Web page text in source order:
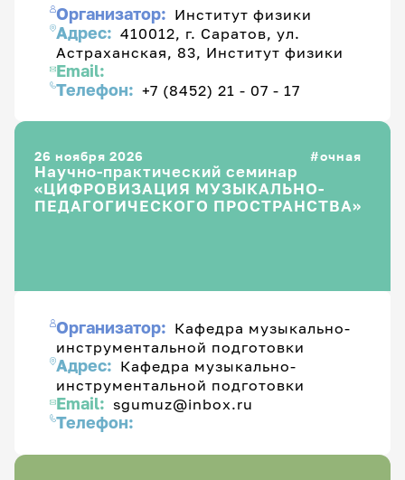
Организатор: Институт физики
Адрес: 410012, г. Саратов, ул.
Астраханская, 83, Институт физики
Email:
Телефон: +7 (8452) 21 - 07 - 17
26 ноября 2026 очная
Научно-практический семинар
«ЦИФРОВИЗАЦИЯ МУЗЫКАЛЬНО-
ПЕДАГОГИЧЕСКОГО ПРОСТРАНСТВА»
Организатор: Кафедра музыкально-
инструментальной подготовки
Адрес: Кафедра музыкально-
инструментальной подготовки
Email: sgumuz@inbox.ru
Телефон: